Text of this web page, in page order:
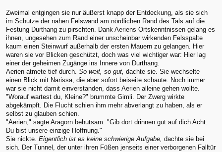
Zweimal entgingen sie nur äußerst knapp der Entdeckung, als sie sich
im Schutze der nahen Felswand am nördlichen Rand des Tals auf die
Festung Durthang zu pirschten. Dank Aeriens Ortskenntnissen gelang es
ihnen, ungesehen zum Rand einer unscheinbar wirkenden Felsspalte
kaum einen Steinwurf außerhalb der ersten Mauern zu gelangen. Hier
waren sie vor Blicken geschützt, doch was viel wichtiger war: Hier lag
einer der geheimen Zugänge ins Innere von Durthang.
Aerien atmete tief durch. So weit, so gut, dachte sie. Sie wechselte
einen Blick mit Narissa, die aber sofort beiseite schaute. Noch immer
war sie nicht damit einverstanden, dass Aerien alleine gehen wollte.
"Worauf wartest du, Kleine?" brummte Gimli. Der Zwerg wirkte
abgekämpft. Die Flucht schien ihm mehr abverlangt zu haben, als er
selbst zu glauben schien.
"Aerien," sagte Aragorn behutsam. "Gib dort drinnen gut auf dich Acht.
Du bist unsere einzige Hoffnung."
Sie nickte. Eigentlich ist es keine schwierige Aufgabe, dachte sie bei
sich. Der Tunnel, der unter ihren Füßen jenseits einer verborgenen Falltür